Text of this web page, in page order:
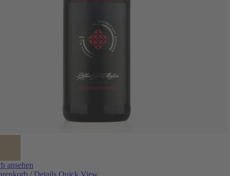
ansehen
/ Details Quick View